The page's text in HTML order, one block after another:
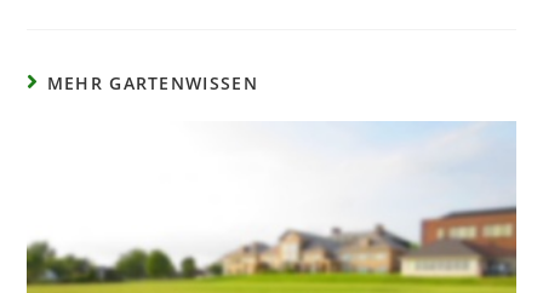
MEHR GARTENWISSEN